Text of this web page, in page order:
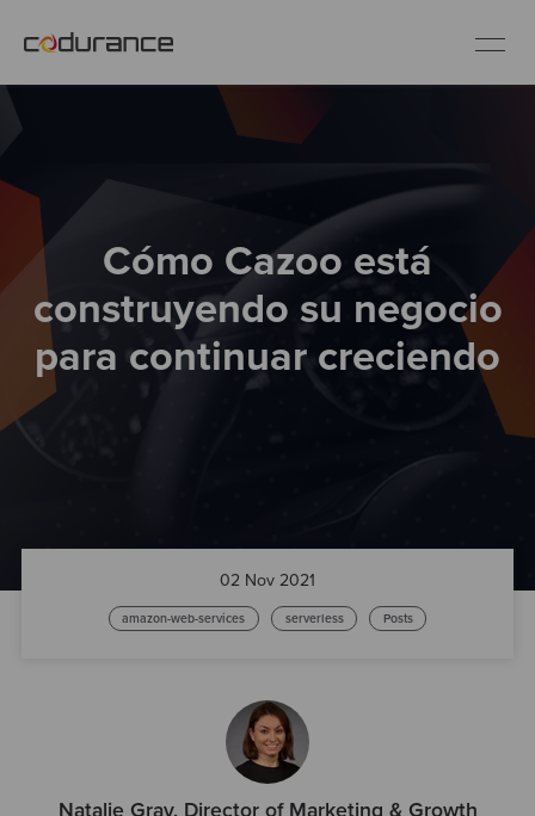
Clientes
Servicios
Buenas prácticas
Sobre nosotros
Test
Cómo Cazoo está
construyendo su negocio
para continuar creciendo
02 Nov 2021
amazon-web-services serverless Posts
Natalie Gray, Director of Marketing & Growth